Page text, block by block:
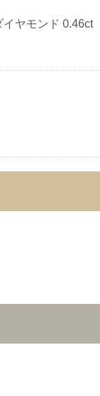
ヤモンド 0.46ct